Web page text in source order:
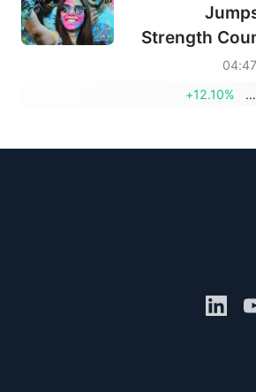
Strength
NerdWallet, Inc. Class A
+12.10%